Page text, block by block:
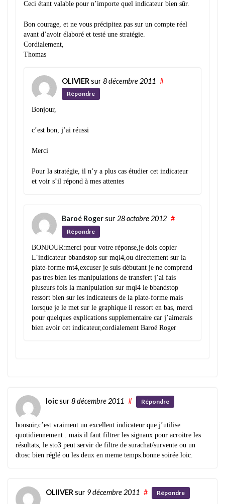
Ceci étant valable pour n’importe quel indicateur bien sûr.
Bon courage, et ne vous précipitez pas sur un compte réel
avant d’avoir élaboré et testé une stratégie.
Cordialement,
Thomas
OLIVIERsur8 décembre 2011 #
Répondre
Bonjour,
c’est bon, j’ai réussi
Merci
Pour la stratégie, il n’y a plus cas étudier cet indicateur
et voir s’il répond à mes attentes
Baroé Rogersur 28 octobre 2012 #
Répondre
BONJOUR:merci pour votre réponse,je dois copier
L’indicateur bbandstop sur mql4,ou directement sur la
plate-forme mt4,excuser je suis débutant je ne comprend
pas tres bien les manipulations de transfert j’ai fais
pluseurs fois la manipulation sur mql4 le bbandstop
ressort bien sur les indicateurs de la plate-forme mais
lorsque je le met sur le graphique il ressort en bas, merci
pour quelques explications supplementaire car j’aimerais
bien avoir cet indicateur,cordialement Baroé Roger
loicsur8 décembre 2011 # Répondre
bonsoir,c’est vraiment un excellent indicateur que j’utilise
quotidiennement . mais il faut filtrer les signaux pour acroitre les
résultats, le sto3 peut servir de filtre de surachat/survente ou un
dtosc bien réglé ou les deux en meme temps.bonne soirée loic.
OLIIVERsur 9 décembre 2011 # Répondre